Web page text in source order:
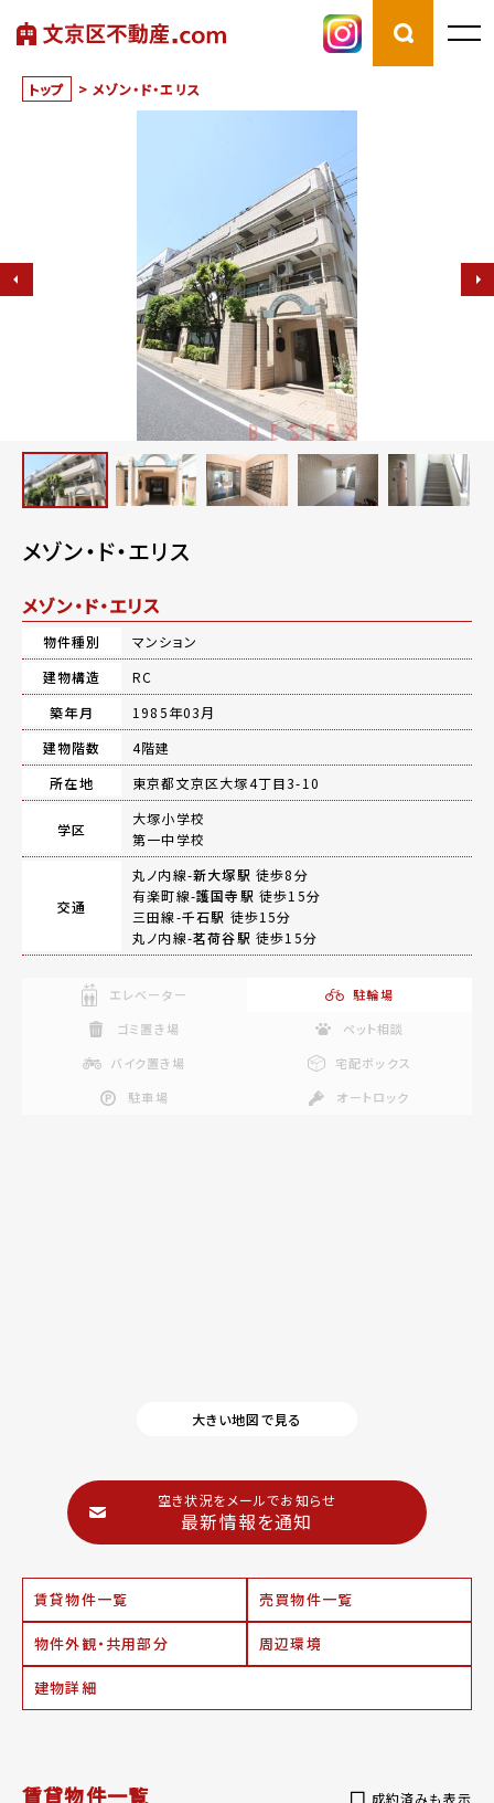
トップ > メゾン・ド・エリス
メゾン・ド・エリス
メゾン・ド・エリス
物件種別
マンション
建物構造
RC
築年月
1985年03月
建物階数
4階建
所在地
東京都文京区大塚4丁目3-10
学区
大塚小学校
第一中学校
交通
丸ノ内線-新大塚駅 徒歩8分
有楽町線-護国寺駅 徒歩15分
三田線-千石駅 徒歩15分
丸ノ内線-茗荷谷駅 徒歩15分
エレベーター
駐輪場
ゴミ置き場
ペット相談
バイク置き場
宅配ボックス
駐車場
オートロック
大きい地図で見る
空き状況をメールでお知らせ
最新情報を通知
賃貸物件一覧 売買物件一覧
物件外観・共用部分 周辺環境
建物詳細
賃貸物件一覧 成約済みも表示